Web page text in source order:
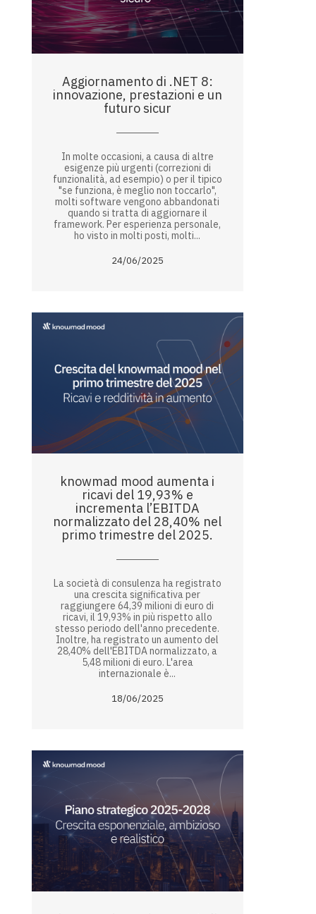
Aggiornamento di .NET 8:
innovazione, prestazioni e un
futuro sicur
In molte occasioni, a causa di altre
esigenze più urgenti (correzioni di
funzionalità, ad esempio) o per il tipico
"se funziona, è meglio non toccarlo",
molti software vengono abbandonati
quando si tratta di aggiornare il
framework. Per esperienza personale,
ho visto in molti posti, molti...
24/06/2025
knowmad mood aumenta i
ricavi del 19,93% e
incrementa l’EBITDA
normalizzato del 28,40% nel
primo trimestre del 2025.
La società di consulenza ha registrato
una crescita significativa per
raggiungere 64,39 milioni di euro di
ricavi, il 19,93% in più rispetto allo
stesso periodo dell'anno precedente.
Inoltre, ha registrato un aumento del
28,40% dell'EBITDA normalizzato, a
5,48 milioni di euro. L'area
internazionale è...
18/06/2025